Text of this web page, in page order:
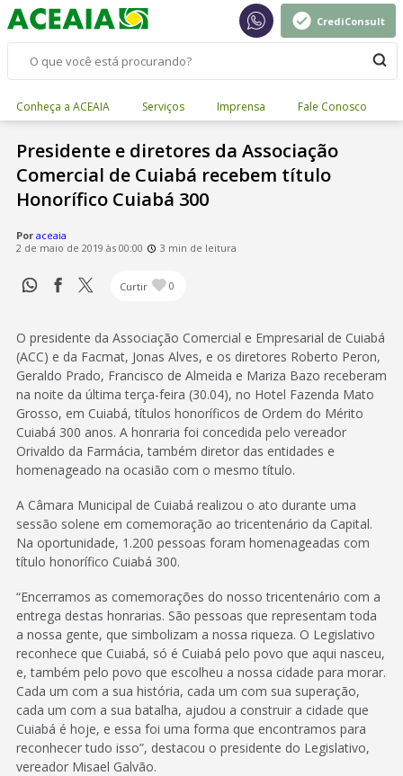
CrediConsult
Conheça a ACEAIA Serviços Imprensa Fale Conosco
Presidente e diretores da Associação
Comercial de Cuiabá recebem título
Honorífico Cuiabá 300
Por aceaia
2 de maio de 2019 às 00:00
3 min de leitura
Curtir 0
O presidente da Associação Comercial e Empresarial de Cuiabá
(ACC) e da Facmat, Jonas Alves, e os diretores Roberto Peron,
Geraldo Prado, Francisco de Almeida e Mariza Bazo receberam
na noite da última terça-feira (30.04), no Hotel Fazenda Mato
Grosso, em Cuiabá, títulos honoríficos de Ordem do Mérito
Cuiabá 300 anos. A honraria foi concedida pelo vereador
Orivaldo da Farmácia, também diretor das entidades e
homenageado na ocasião com o mesmo título.
A Câmara Municipal de Cuiabá realizou o ato durante uma
sessão solene em comemoração ao tricentenário da Capital.
Na oportunidade, 1.200 pessoas foram homenageadas com
título honorífico Cuiabá 300.
“Encerramos as comemorações do nosso tricentenário com a
entrega destas honrarias. São pessoas que representam toda
a nossa gente, que simbolizam a nossa riqueza. O Legislativo
reconhece que Cuiabá, só é Cuiabá pelo povo que aqui nasceu,
e, também pelo povo que escolheu a nossa cidade para morar.
Cada um com a sua história, cada um com sua superação,
cada um com a sua batalha, ajudou a construir a cidade que
Cuiabá é hoje, e essa foi uma forma que encontramos para
reconhecer tudo isso”, destacou o presidente do Legislativo,
vereador Misael Galvão.